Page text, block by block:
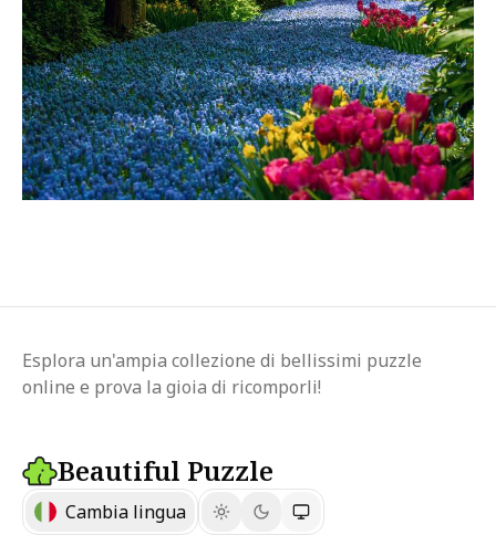
Esplora un'ampia collezione di bellissimi puzzle
online e prova la gioia di ricomporli!
Beautiful Puzzle
Cambia lingua